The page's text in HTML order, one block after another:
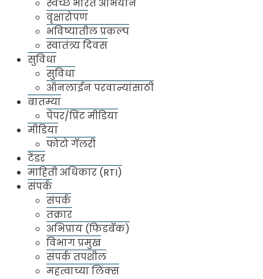
स्वच्छ भारत अभियान
वृक्षारोपण
भविष्यातील प्रकल्प
स्वातंत्र्य दिवस
सुविधा
सुविधा
ऑनलाईन परवान्यांसाठी
बातम्या
पेपर/प्रिंट मीडिया
मीडिया
फोटो गॅलरी
टेंडर
माहिती अधिकार (RTI)
संपर्क
संपर्क
तक्रार
अभिप्राय (फिडबॅक)
विभाग प्रमुख
संपर्क तपशील
महत्वाच्या लिंक्स
बाजार समिती विभाग व्यवस्थापन
भरती
मार्केट
धर्मवीर संभाजी राजे भाजीपाला संकुल
धान्य मार्केट
दादर मार्केट
बाजार आवार निहाय अनुज्ञप्ती तपशील
बाजार भाव